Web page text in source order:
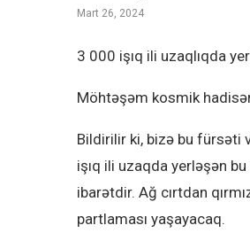
Mart 26, 2024
3 000 işıq ili uzaqlıqda
Möhtəşəm kosmik
Bildirilir ki, bizə bu fürsəti
işıq ili uzaqda yerləşən
ibarətdir. Ağ cırtdan
partlaması yaşayacaq.